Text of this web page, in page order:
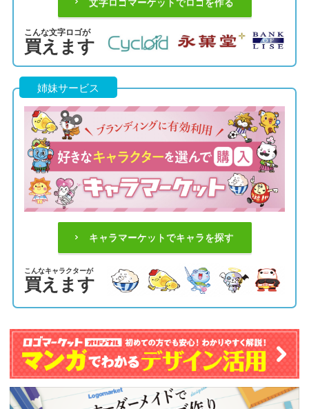
こんな文字ロゴが
買えます
姉妹サービス
キャラマーケットでキャラを探す
こんなキャラクターが
買えます